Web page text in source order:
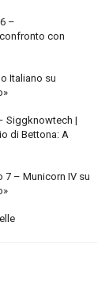
–
con
Italiano su
Siggknowtech |
di Bettona: A
7 – Municorn IV su